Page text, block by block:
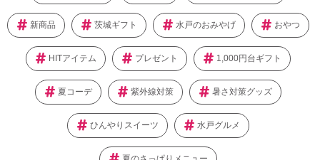
新商品 茨城ギフト 水戸のおみやげ おやつ
HITアイテム プレゼント 1,000円台ギフト
夏コーデ 紫外線対策 暑さ対策グッズ
ひんやりスイーツ 水戸グルメ